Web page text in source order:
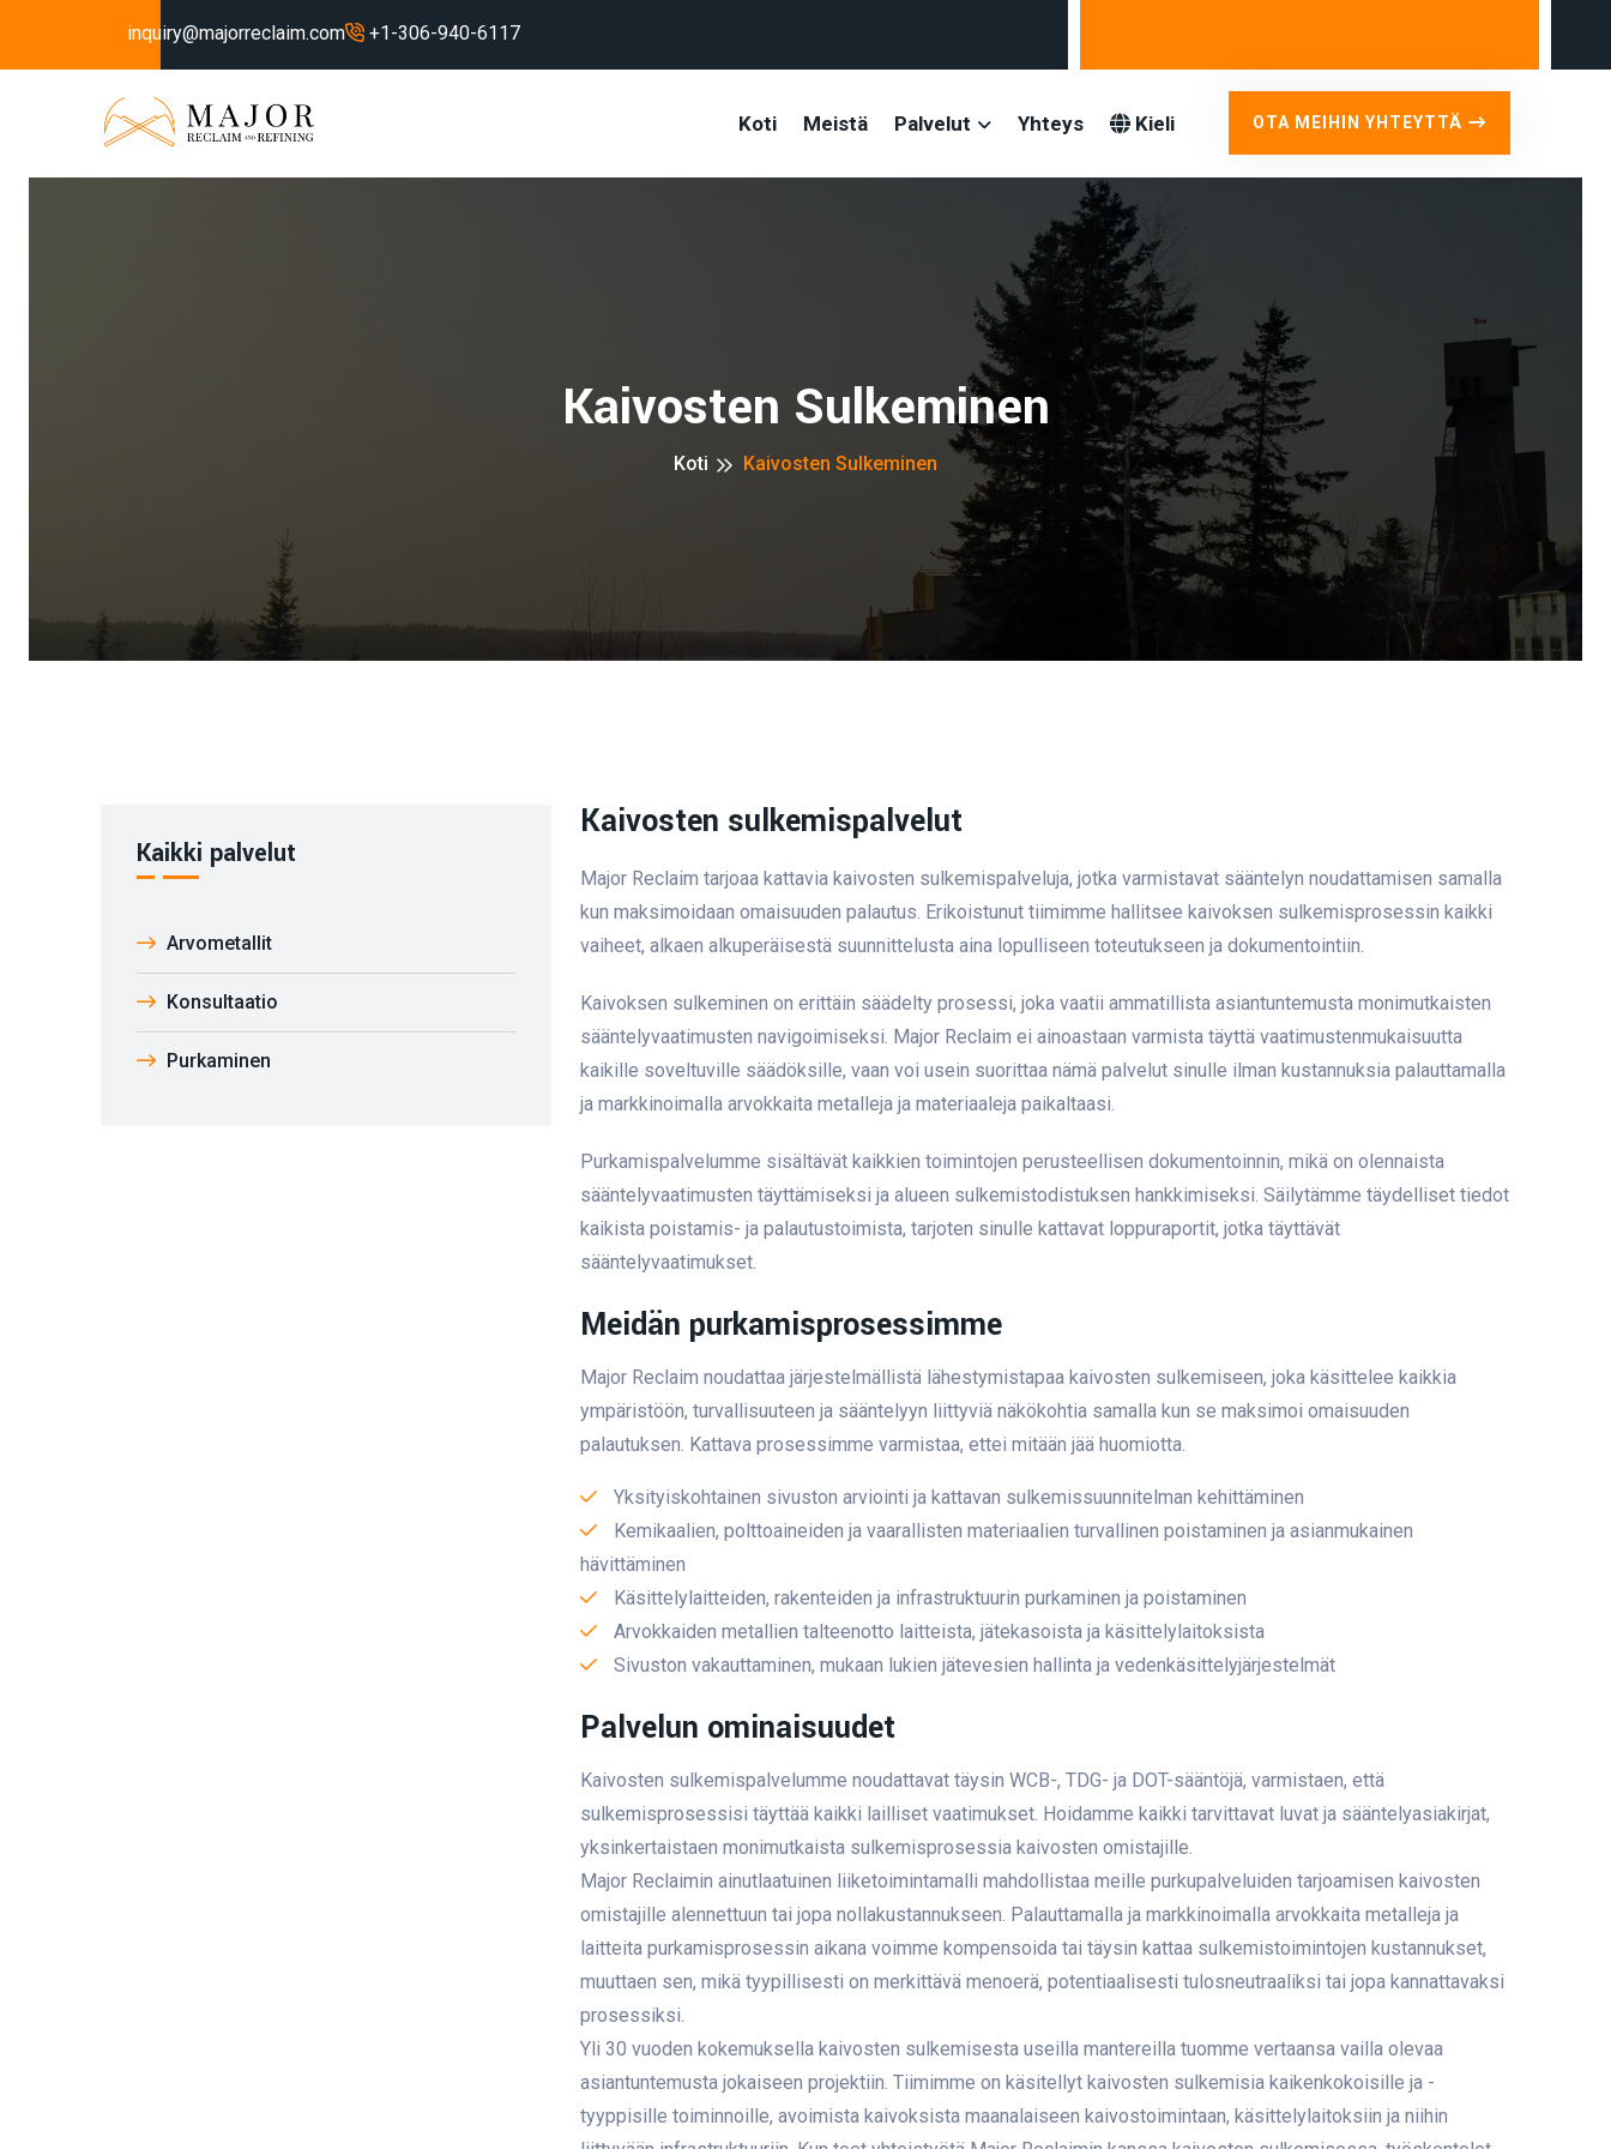
inquiry@majorreclaim.com +1-306-940-6117
Koti Meistä Palvelut Yhteys Kieli OTA MEIHIN YHTEYTTÄ
Kaivosten Sulkeminen
Koti Kaivosten Sulkeminen
Kaikki palvelut
Arvometallit
Konsultaatio
Purkaminen
Kaivosten sulkemispalvelut
Major Reclaim tarjoaa kattavia kaivosten sulkemispalveluja, jotka varmistavat sääntelyn noudattamisen samalla
kun maksimoidaan omaisuuden palautus. Erikoistunut tiimimme hallitsee kaivoksen sulkemisprosessin kaikki
vaiheet, alkaen alkuperäisestä suunnittelusta aina lopulliseen toteutukseen ja dokumentointiin.
Kaivoksen sulkeminen on erittäin säädelty prosessi, joka vaatii ammatillista asiantuntemusta monimutkaisten
sääntelyvaatimusten navigoimiseksi. Major Reclaim ei ainoastaan varmista täyttä vaatimustenmukaisuutta
kaikille soveltuville säädöksille, vaan voi usein suorittaa nämä palvelut sinulle ilman kustannuksia palauttamalla
ja markkinoimalla arvokkaita metalleja ja materiaaleja paikaltaasi.
Purkamispalvelumme sisältävät kaikkien toimintojen perusteellisen dokumentoinnin, mikä on olennaista
sääntelyvaatimusten täyttämiseksi ja alueen sulkemistodistuksen hankkimiseksi. Säilytämme täydelliset tiedot
kaikista poistamis- ja palautustoimista, tarjoten sinulle kattavat loppuraportit, jotka täyttävät
sääntelyvaatimukset.
Meidän purkamisprosessimme
Major Reclaim noudattaa järjestelmällistä lähestymistapaa kaivosten sulkemiseen, joka käsittelee kaikkia
ympäristöön, turvallisuuteen ja sääntelyyn liittyviä näkökohtia samalla kun se maksimoi omaisuuden
palautuksen. Kattava prosessimme varmistaa, ettei mitään jää huomiotta.
Yksityiskohtainen sivuston arviointi ja kattavan sulkemissuunnitelman kehittäminen
Kemikaalien, polttoaineiden ja vaarallisten materiaalien turvallinen poistaminen ja asianmukainen
hävittäminen
Käsittelylaitteiden, rakenteiden ja infrastruktuurin purkaminen ja poistaminen
Arvokkaiden metallien talteenotto laitteista, jätekasoista ja käsittelylaitoksista
Sivuston vakauttaminen, mukaan lukien jätevesien hallinta ja vedenkäsittelyjärjestelmät
Palvelun ominaisuudet
Kaivosten sulkemispalvelumme noudattavat täysin WCB-, TDG- ja DOT-sääntöjä, varmistaen, että
sulkemisprosessisi täyttää kaikki lailliset vaatimukset. Hoidamme kaikki tarvittavat luvat ja sääntelyasiakirjat,
yksinkertaistaen monimutkaista sulkemisprosessia kaivosten omistajille.
Major Reclaimin ainutlaatuinen liiketoimintamalli mahdollistaa meille purkupalveluiden tarjoamisen kaivosten
omistajille alennettuun tai jopa nollakustannukseen. Palauttamalla ja markkinoimalla arvokkaita metalleja ja
laitteita purkamisprosessin aikana voimme kompensoida tai täysin kattaa sulkemistoimintojen kustannukset,
muuttaen sen, mikä tyypillisesti on merkittävä menoerä, potentiaalisesti tulosneutraaliksi tai jopa kannattavaksi
prosessiksi.
Yli 30 vuoden kokemuksella kaivosten sulkemisesta useilla mantereilla tuomme vertaansa vailla olevaa
asiantuntemusta jokaiseen projektiin. Tiimimme on käsitellyt kaivosten sulkemisia kaikenkokoisille ja -
tyyppisille toiminnoille, avoimista kaivoksista maanalaiseen kaivostoimintaan, käsittelylaitoksiin ja niihin